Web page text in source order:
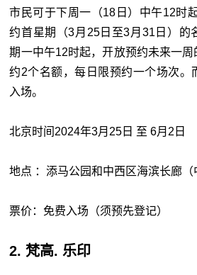
市民可于下周一（18日）中午12时
约首星期（3月25日至3月31日）的
期一中午12时起，开放预约未来一
约2个名额，每日限预约一个场次。
入场。
北京时间2024年3月25日 至 6月2日
地点 ：添马公园和中西区海滨长廊（
票价：免费入场（须预先登记）
2. 梵高. 乐印